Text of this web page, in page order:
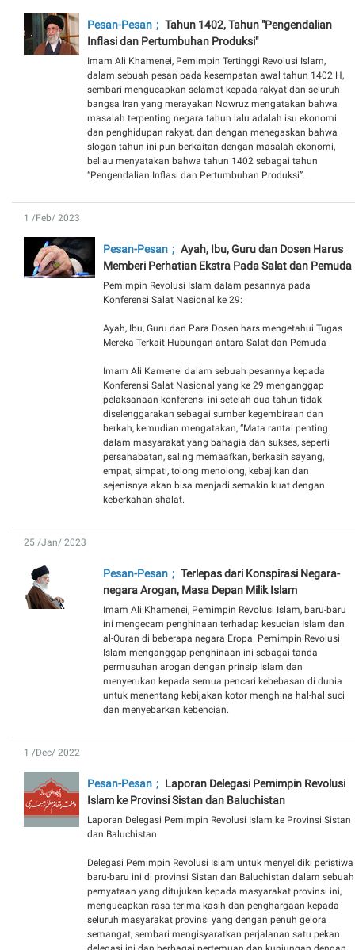
Pesan-Pesan
Tahun 1402, Tahun "Pengendalian
Inflasi dan Pertumbuhan Produksi"
Imam Ali Khamenei, Pemimpin Tertinggi Revolusi Islam,
dalam sebuah pesan pada kesempatan awal tahun 1402 H,
sembari mengucapkan selamat kepada rakyat dan seluruh
bangsa Iran yang merayakan Nowruz mengatakan bahwa
masalah terpenting negara tahun lalu adalah isu ekonomi
dan penghidupan rakyat, dan dengan menegaskan bahwa
slogan tahun ini pun berkaitan dengan masalah ekonomi,
beliau menyatakan bahwa tahun 1402 sebagai tahun
“Pengendalian Inflasi dan Pertumbuhan Produksi”.
1 /Feb/ 2023
Pesan-Pesan
Ayah, Ibu, Guru dan Dosen Harus
Memberi Perhatian Ekstra Pada Salat dan Pemuda
Pemimpin Revolusi Islam dalam pesannya pada
Konferensi Salat Nasional ke 29:
Ayah, Ibu, Guru dan Para Dosen hars mengetahui Tugas
Mereka Terkait Hubungan antara Salat dan Pemuda
Imam Ali Kamenei dalam sebuah pesannya kepada
Konferensi Salat Nasional yang ke 29 menganggap
pelaksanaan konferensi ini setelah dua tahun tidak
diselenggarakan sebagai sumber kegembiraan dan
berkah, kemudian mengatakan, “Mata rantai penting
dalam masyarakat yang bahagia dan sukses, seperti
persahabatan, saling memaafkan, berkasih sayang,
empat, simpati, tolong menolong, kebajikan dan
sejenisnya akan bisa menjadi semakin kuat dengan
keberkahan shalat.
25 /Jan/ 2023
Pesan-Pesan
Terlepas dari Konspirasi Negara-
negara Arogan, Masa Depan Milik Islam
Imam Ali Khamenei, Pemimpin Revolusi Islam, baru-baru
ini mengecam penghinaan terhadap kesucian Islam dan
al-Quran di beberapa negara Eropa. Pemimpin Revolusi
Islam menganggap penghinaan ini sebagai tanda
permusuhan arogan dengan prinsip Islam dan
menyerukan kepada semua pencari kebebasan di dunia
untuk menentang kebijakan kotor menghina hal-hal suci
dan menyebarkan kebencian.
1 /Dec/ 2022
Pesan-Pesan
Laporan Delegasi Pemimpin Revolusi
Islam ke Provinsi Sistan dan Baluchistan
Laporan Delegasi Pemimpin Revolusi Islam ke Provinsi Sistan
dan Baluchistan
Delegasi Pemimpin Revolusi Islam untuk menyelidiki peristiwa
baru-baru ini di provinsi Sistan dan Baluchistan dalam sebuah
pernyataan yang ditujukan kepada masyarakat provinsi ini,
mengucapkan rasa terima kasih dan penghargaan kepada
seluruh masyarakat provinsi yang dengan penuh gelora
semangat, sembari mengisyaratkan perjalanan satu pekan